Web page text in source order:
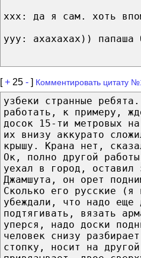
ххх: да я сам. хоть
ууу: ахахахах)) папаша
[+ 25 - ] Комментировать цитату
узбеки странные
работать, к примеру,
досок 15-ти метровых
их внизу аккурато
крышу. Крана нет,
Ок, полно другой
уехал в город, оставил
Джамшута, он орет
Сколько его русские (я
убеждали, что надо еще
подтягивать, вязать
уперся, надо доски
человек снизу
стопку, носит на